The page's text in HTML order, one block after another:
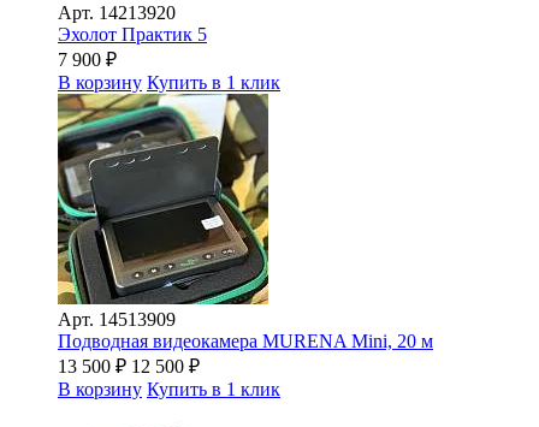
Арт. 14213920
Эхолот Практик 5
7 900 ₽
В корзину Купить в 1 клик
Арт. 14513909
Подводная видеокамера MURENA Mini, 20 м
13 500 ₽ 12 500 ₽
В корзину Купить в 1 клик